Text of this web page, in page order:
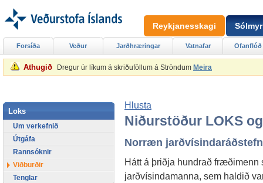
Athugið Dregur úr líkum á skriðuföllum á Ströndum Meira
Hlusta
Niðurstöður LOKS
Norræn
Hátt á þriðja hundrað fræðimenn
jarðvísindamanna, sem haldið
Loks
Um verkefnið
Útgáfa
Rannsóknir
Viðburðir
Tenglar
Forsíða Veður Jarðhræringar Vatnafar Ofanflóð
Reykjanesskagi